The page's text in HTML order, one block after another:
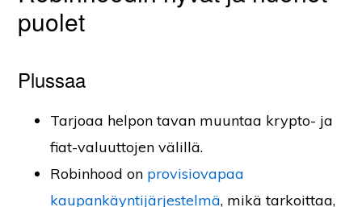
puolet
Plussaa
Tarjoaa helpon tavan muuntaa krypto- ja
fiat-valuuttojen välillä.
Robinhood on provisiovapaa
kaupankäyntijärjestelmä, mikä tarkoittaa,